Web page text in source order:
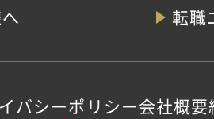
転職
バシーポリシー会社概要